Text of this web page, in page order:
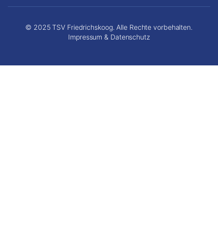
© 2025 TSV Friedrichskoog. Alle Rechte vorbehalten.
Impressum & Datenschutz